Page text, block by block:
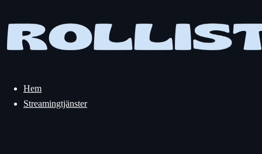
innehåll
Hem
Streamingtjänster